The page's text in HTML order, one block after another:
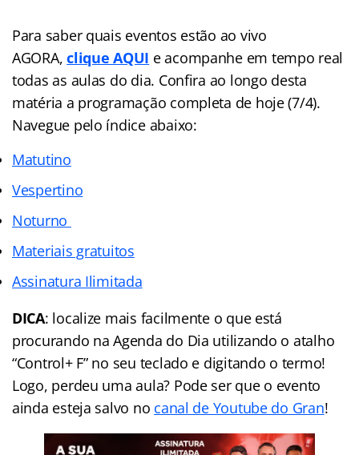
Para saber quais eventos estão ao vivo
AGORA,clique AQUI e acompanhe em tempo real
todas as aulas do dia. Confira ao longo desta
matéria a programação completa de hoje (7/4).
Navegue pelo índice abaixo:
Matutino
Vespertino
Noturno
Materiais gratuitos
Assinatura Ilimitada
DICA: localize mais facilmente o que está
procurando na Agenda do Dia utilizando o atalho
“Control+ F” no seu teclado e digitando o termo!
Logo, perdeu uma aula? Pode ser que o evento
ainda esteja salvo no canal de Youtube do Gran!